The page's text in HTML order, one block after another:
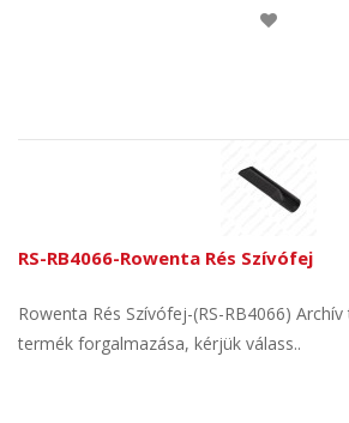
RS-RB4066-Rowenta Rés Szívófej
Rowenta Rés Szívófej-(RS-RB4066)
termék forgalmazása, kérjük válass..